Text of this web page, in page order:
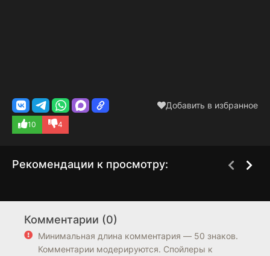
Добавить в избранное
10 4
Рекомендации к просмотру:
7.3 7.5
Комментарии (0)
Минимальная длина комментария — 50 знаков.
Комментарии модерируются. Спойлеры к